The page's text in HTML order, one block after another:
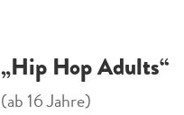
„Hip Hop Adults“
(ab 16 Jahre)